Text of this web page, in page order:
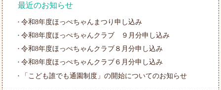
最近のお知らせ
令和8年度ほっぺちゃんまつり申し込み
令和8年度ほっぺちゃんクラブ ９月分申し込み
令和8年度ほっぺちゃんクラブ８月分申し込み
令和8年度ほっぺちゃんクラブ６月分申し込み
「こども誰でも通園制度」の開始についてのお知らせ